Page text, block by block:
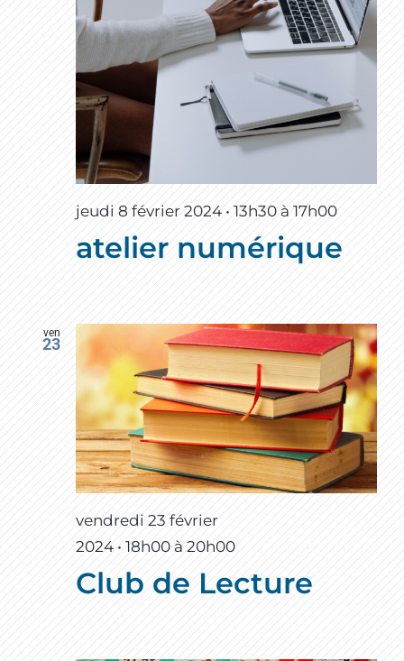
jeudi 8 février 2024 • 13h30à 17h00
atelier numérique
ven
23
vendredi 23 février
2024 • 18h00à 20h00
Club de Lecture